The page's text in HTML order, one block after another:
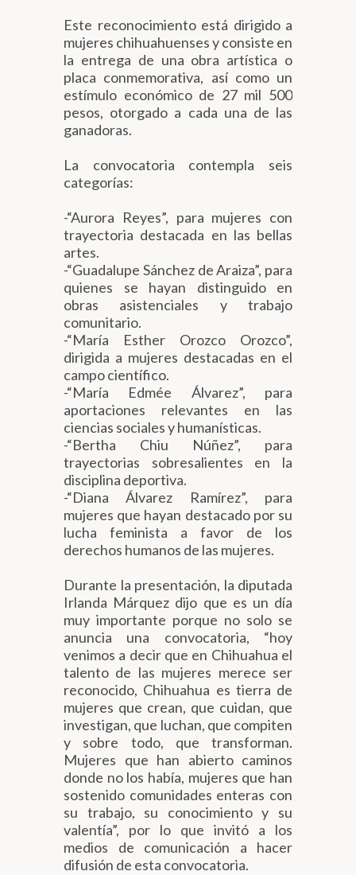
Este reconocimiento está dirigido a
mujeres chihuahuenses y consiste en
la entrega de una obra artística o
placa conmemorativa, así como un
estímulo económico de 27 mil 500
pesos, otorgado a cada una de las
ganadoras.
La convocatoria contempla seis
categorías:
-“Aurora Reyes”, para mujeres con
trayectoria destacada en las bellas
artes.
-“Guadalupe Sánchez de Araiza”, para
quienes se hayan distinguido en
obras asistenciales y trabajo
comunitario.
-“María Esther Orozco Orozco”,
dirigida a mujeres destacadas en el
campo científico.
-“María Edmée Álvarez”, para
aportaciones relevantes en las
ciencias sociales y humanísticas.
-“Bertha Chiu Núñez”, para
trayectorias sobresalientes en la
disciplina deportiva.
-“Diana Álvarez Ramírez”, para
mujeres que hayan destacado por su
lucha feminista a favor de los
derechos humanos de las mujeres.
Durante la presentación, la diputada
Irlanda Márquez dijo que es un día
muy importante porque no solo se
anuncia una convocatoria, “hoy
venimos a decir que en Chihuahua el
talento de las mujeres merece ser
reconocido, Chihuahua es tierra de
mujeres que crean, que cuidan, que
investigan, que luchan, que compiten
y sobre todo, que transforman.
Mujeres que han abierto caminos
donde no los había, mujeres que han
sostenido comunidades enteras con
su trabajo, su conocimiento y su
valentía”, por lo que invitó a los
medios de comunicación a hacer
difusión de esta convocatoria.